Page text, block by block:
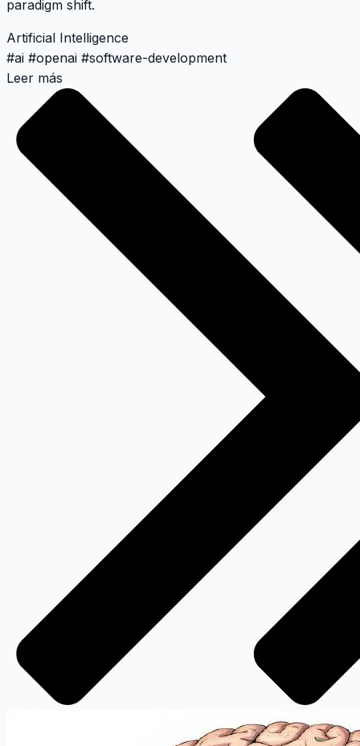
paradigm shift.
Artificial Intelligence
#ai #openai #software-development
Leer más